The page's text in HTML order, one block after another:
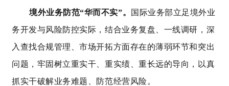
境外业务防范“华而不实”。
国际业务部立足境外业
务开发与风险防控实际，结合业务复盘、一线调研，深
入查找合规管理、市场开拓方面存在的薄弱环节和突出
问题，牢固树立重实干、重实绩、重长远的导向，以真
抓实干破解业务难题、防范经营风险。